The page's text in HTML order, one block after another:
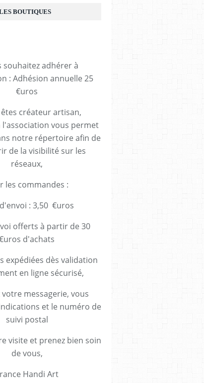
BOUTIQUES
souhaitez adhérer à
: Adhésion annuelle 25
€uros
êtes créateur artisan,
l'association vous permet
notre répertoire afin de
de la visibilité sur les
réseaux,
les commandes :
: 3,50 €uros
offerts à partir de 30
d'achats
expédiées dès validation
en ligne sécurisé,
votre messagerie, vous
et le numéro de
suivi postal
visite et prenez bien soin
de vous,
Handi Art